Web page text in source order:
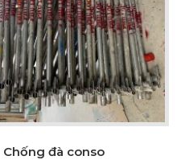
Chống đà conso